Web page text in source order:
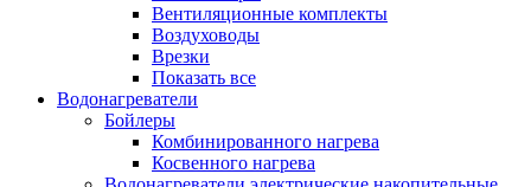
Вентиляционные комплекты
Воздуховоды
Врезки
Показать все
Водонагреватели
Бойлеры
Комбинированного нагрева
Косвенного нагрева